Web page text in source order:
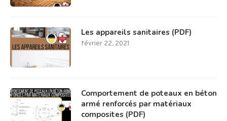
Les appareils sanitaires (PDF)
février 22, 2021
Comportement de poteaux en béton
armé renforcés par matériaux
composites (PDF)